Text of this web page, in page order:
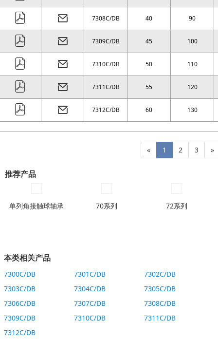
7308C/DB 40 90
7309C/DB 45 100
7310C/DB 50 110
7311C/DB 55 120
7312C/DB 60 130
« 1 2 3 »
推荐产品
单列角接触球轴承 70系列 72系列
本类相关产品
7300C/DB 7301C/DB
7302C/DB
7303C/DB
7304C/DB
7305C/DB
7306C/DB
7307C/DB
7308C/DB
7309C/DB
7310C/DB
7311C/DB
7312C/DB